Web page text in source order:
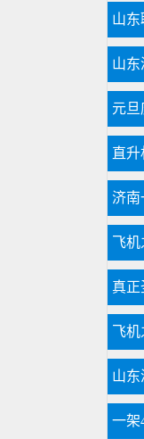
飞机